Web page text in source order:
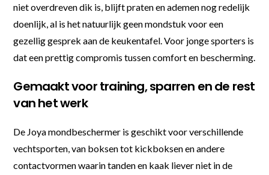
niet overdreven dik is, blijft praten en ademen nog redelijk
doenlijk, al is het natuurlijk geen mondstuk voor een
gezellig gesprek aan de keukentafel. Voor jonge sporters is
dat een prettig compromis tussen comfort en bescherming.
Gemaakt voor training, sparren en de rest
van het werk
De Joya mondbeschermer is geschikt voor verschillende
vechtsporten, van boksen tot kickboksen en andere
contactvormen waarin tanden en kaak liever niet in de